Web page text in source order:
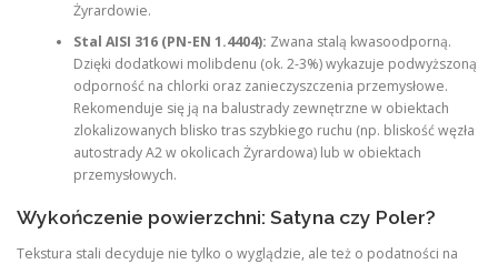
Żyrardowie.
Stal AISI 316 (PN-EN 1.4404): Zwana stalą kwasoodporną.
Dzięki dodatkowi molibdenu (ok. 2-3%) wykazuje podwyższoną
odporność na chlorki oraz zanieczyszczenia przemysłowe.
Rekomenduje się ją na balustrady zewnętrzne w obiektach
zlokalizowanych blisko tras szybkiego ruchu (np. bliskość węzła
autostrady A2 w okolicach Żyrardowa) lub w obiektach
przemysłowych.
Wykończenie powierzchni: Satyna czy Poler?
Tekstura stali decyduje nie tylko o wyglądzie, ale też o podatności na